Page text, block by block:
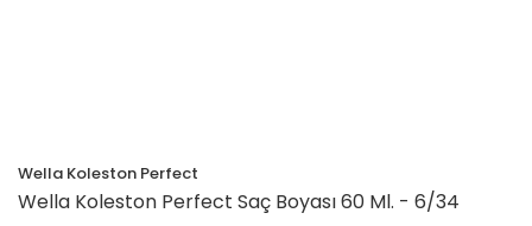
Wella Koleston Perfect
Wella Koleston Perfect Saç Boyası 60 Ml. - 6/34